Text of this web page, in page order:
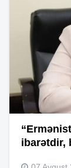
ibarətdir,